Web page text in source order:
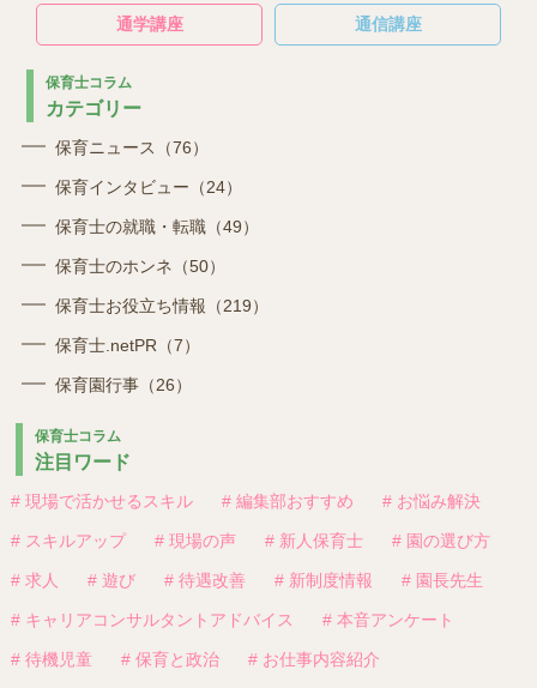
通学講座 通信講座
保育士コラム
カテゴリー
保育ニュース（76）
保育インタビュー（24）
保育士の就職・転職（49）
保育士のホンネ（50）
保育士お役立ち情報（219）
保育士.netPR（7）
保育園行事（26）
保育士コラム
注目ワード
# 現場で活かせるスキル # 編集部おすすめ # お悩み解決
# スキルアップ # 現場の声 # 新人保育士 # 園の選び方
# 求人 # 遊び # 待遇改善 # 新制度情報 # 園長先生
# キャリアコンサルタントアドバイス # 本音アンケート
# 待機児童 # 保育と政治 # お仕事内容紹介